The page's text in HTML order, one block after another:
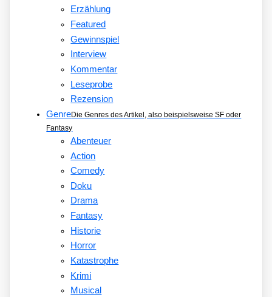
Erzählung
Featured
Gewinnspiel
Interview
Kommentar
Leseprobe
Rezension
GenreDie Genres des Artikel, also beispielsweise SF oder
Fantasy
Abenteuer
Action
Comedy
Doku
Drama
Fantasy
Historie
Horror
Katastrophe
Krimi
Musical